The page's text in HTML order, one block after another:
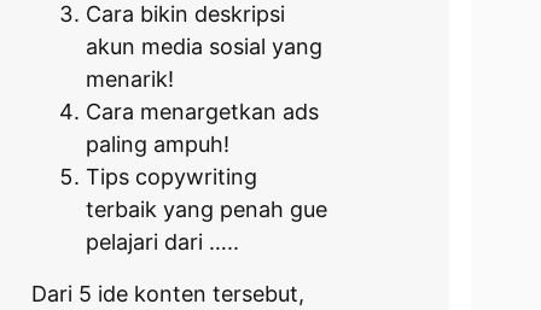
Cara bikin deskripsi
akun media sosial yang
menarik!
Cara menargetkan ads
paling ampuh!
Tips copywriting
terbaik yang penah gue
pelajari dari …..
Dari 5 ide konten tersebut,